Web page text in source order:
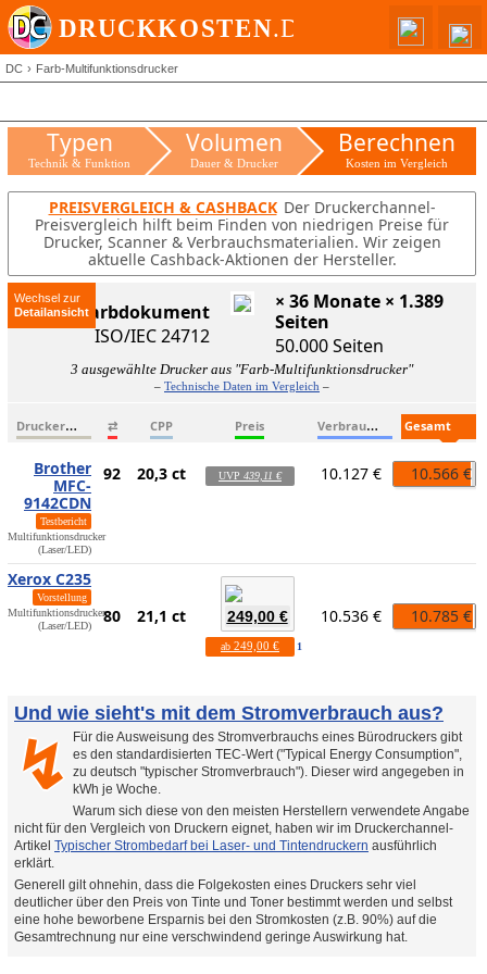
DC Farb-Multifunktionsdrucker
Typen
Technik & Funktion
Volumen
Dauer & Drucker
Berechnen
Kosten im Vergleich
PREISVERGLEICH & CASHBACK Der Druckerchannel-
Preisvergleich hilft beim Finden von niedrigen Preise für
Drucker, Scanner & Verbrauchsmaterialien. Wir zeigen
aktuelle Cashback-Aktionen der Hersteller.
Wechsel zur
ISO-Farbdokument
ISO/IEC 24712
× 36 Monate × 1.389
Seiten
50.000 Seiten
3 ausgewählte Drucker aus "Farb-Multifunktionsdrucker"
– Technische Daten im Vergleich –
D
ruckername ⇄ CPP Preis V
erbrauchsmaterialien
Brother
MFC-
9142CDN
Testbericht
Multifunktionsdrucker
(Laser/LED)
92 20,3 ct UVP 439,11 € 10.127 € 10.566 €
Xerox C235
Vorstellung
Multifunktionsdrucker
(Laser/LED)
80 21,1 ct 249,00 €
ab 249,00 € 1
10.536 € 10.785 €
Und wie sieht's mit dem Stromverbrauch aus?
↯
Für die Ausweisung des Stromverbrauchs eines Bürodruckers gibt
es den standardisierten TEC-Wert ("Typical Energy Consumption",
zu deutsch "typischer Stromverbrauch"). Dieser wird angegeben in
kWh je Woche.
Warum sich diese von den meisten Herstellern verwendete Angabe
nicht für den Vergleich von Druckern eignet, haben wir im Druckerchannel-
Artikel Typischer Strombedarf bei Laser- und Tintendruckern ausführlich
erklärt.
Generell gilt ohnehin, dass die Folgekosten eines Druckers sehr viel
deutlicher über den Preis von Tinte und Toner bestimmt werden und selbst
eine hohe beworbene Ersparnis bei den Stromkosten (z.B. 90%) auf die
Gesamtrechnung nur eine verschwindend geringe Auswirkung hat.